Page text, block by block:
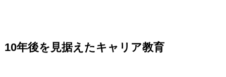
10年後を見据えたキャリア教育